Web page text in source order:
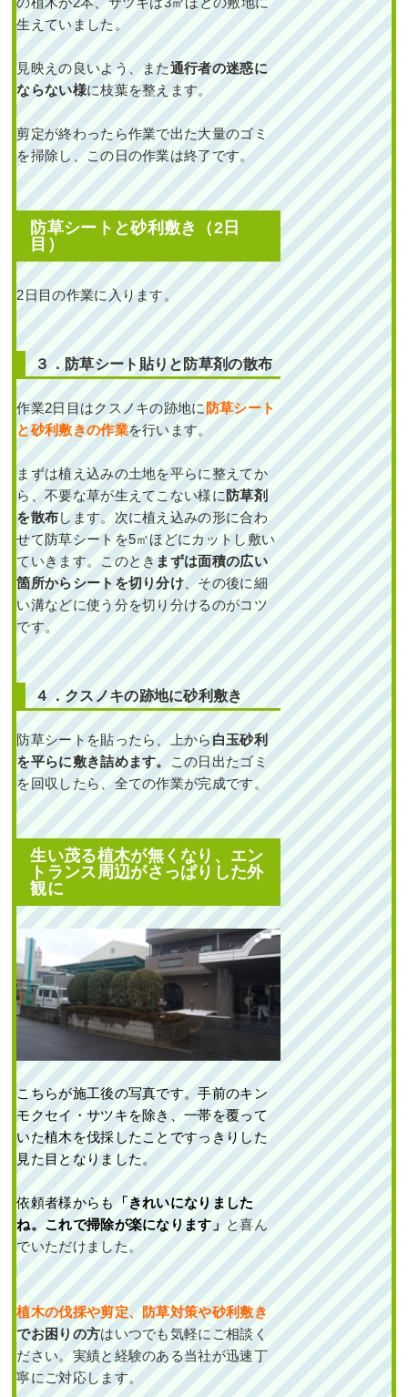
続きを読む
緑樹ラ行, 大阪市淀川区,植栽,大
阪府,オリーブ,常緑ヤマボウシ
サ行 , 大阪府 植栽
穴が開いていた散水ホ
ースの交換とヒメシャ
府大阪市北区J様
作業前 作業後 穴が開いてい
た散水ホース ...
続きを読む
2024年11月18日/散水ホース,大
阪市北区, 植栽,大阪府,オタフク
ナンテン,常緑樹ア行, 常緑樹ハ
行, フイリヤブラン ,ヒメシャリン
バイ, 大阪府 植栽
新築一戸建ての北向き
の植栽スペースに高さ
2mのソヨゴを植栽し
た事例｜大阪市大正区
K様
の北向きの植 ...
続きを読む
大阪市,大阪府,ソヨゴ ,常
緑樹サ行,一戸建て,大阪府 植栽
新築一戸建ての植栽エ
リアにエゴノキ・ハナ
ミズキ・ヒメシャリン
バイなどを植えた事例
作業前 作業後 新築一戸建て
の植栽エリア ...
2024年3月29日/ 植栽,大阪市,大
阪府, 常緑樹ア行,常緑樹カ行,常
緑樹サ行,常緑樹タ行 , 常緑樹ハ
行
,常緑樹マ行, 常緑樹ラ行, 一戸
建て, 大阪市都島区
生えていました。
見映えの良いよう、また通行者の迷惑に
ならない様に枝葉を整えます。
剪定が終わったら作業で出た大量のゴミ
を掃除し、この日の作業は終了です。
防草シートと砂利敷き（2日
目）
2日目の作業に入ります。
３．防草シート貼りと防草剤の散布
作業2日目はクスノキの跡地に 防草シート
と砂利敷きの作業を行います。
まずは植え込みの土地を平らに整えてか
ら、不要な草が生えてこない様に 防草剤
を散布します。次に植え込みの形に合わ
せて防草シートを5㎡ほどにカットし敷い
ていきます。このとき まずは面積の広い
箇所からシートを切り分け、その後に細
い溝などに使う分を切り分けるのがコツ
です。
４．クスノキの跡地に砂利敷き
防草シートを貼ったら、上から 白玉砂利
を平らに敷き詰めます。
この日出たゴミ
を回収したら、全ての作業が完成です。
生い茂る植木が無くなり、エン
トランス周辺がさっぱりした外
観に
こちらが施工後の写真です。手前のキン
モクセイ・サツキを除き、一帯を覆って
いた植木を伐採したことですっきりした
見た目となりました。
依頼者様からも
「きれいになりました
ね。これで掃除が楽になります」 と喜ん
でいただけました。
植木の伐採や剪定、防草対策や砂利敷き
でお困りの方はいつでも気軽にご相談く
ださい。実績と経験のある当社が迅速丁
寧にご対応します。